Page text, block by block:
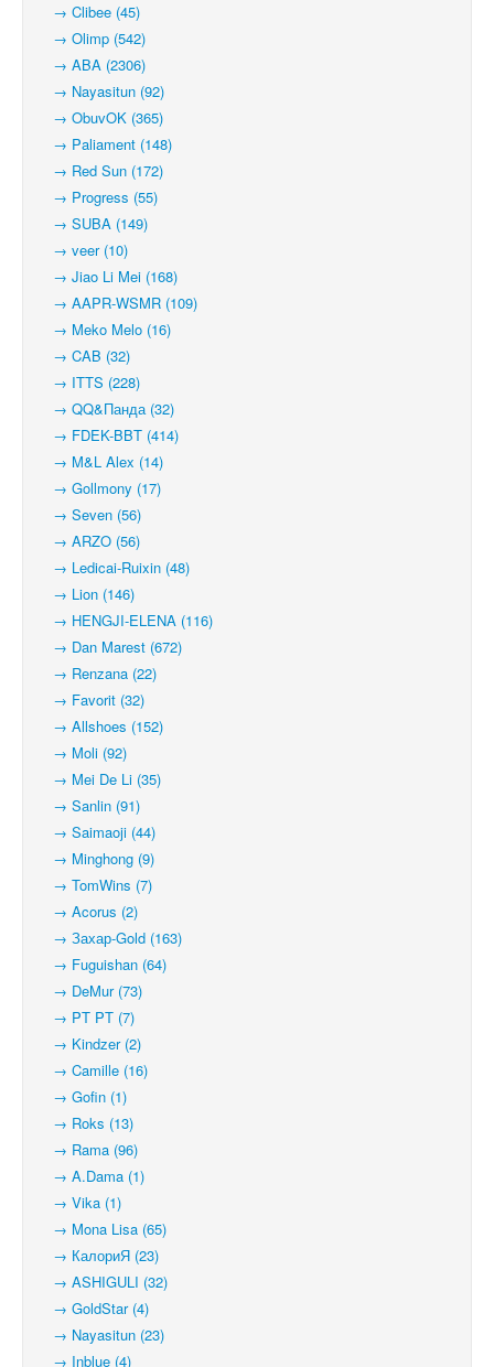
→ Clibee (45)
→ Olimp (542)
→ ABA (2306)
→ Nayasitun (92)
→ ObuvOK (365)
→ Paliament (148)
→ Red Sun (172)
→ Progress (55)
→ SUBA (149)
→ veer (10)
→ Jiao Li Mei (168)
→ AAPR-WSMR (109)
→ Meko Melo (16)
→ CAB (32)
→ ITTS (228)
→ QQ&Панда (32)
→ FDEK-BBT (414)
→ M&L Alex (14)
→ Gollmony (17)
→ Seven (56)
→ ARZO (56)
→ Ledicai-Ruixin (48)
→ Lion (146)
→ HENGJI-ELENA (116)
→ Dan Marest (672)
→ Renzana (22)
→ Favorit (32)
→ Allshoes (152)
→ Moli (92)
→ Mei De Li (35)
→ Sanlin (91)
→ Saimaoji (44)
→ Minghong (9)
→ TomWins (7)
→ Acorus (2)
→ Захар-Gold (163)
→ Fuguishan (64)
→ DeMur (73)
→ PT PT (7)
→ Kindzer (2)
→ Camille (16)
→ Gofin (1)
→ Roks (13)
→ Rama (96)
→ A.Dama (1)
→ Vika (1)
→ Mona Lisa (65)
→ КалориЯ (23)
→ ASHIGULI (32)
→ GoldStar (4)
→ Nayasitun (23)
→ Inblue (4)